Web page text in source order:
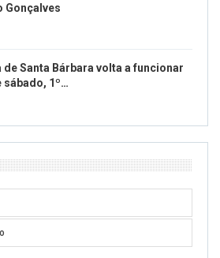
Gonçalves
de Santa Bárbara volta a funcionar
sábado, 1º…